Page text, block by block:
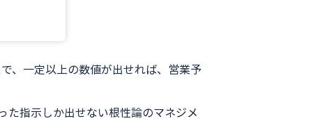
、一定以上の数値が出せれば、営業予
た指示しか出せない根性論のマネジメ